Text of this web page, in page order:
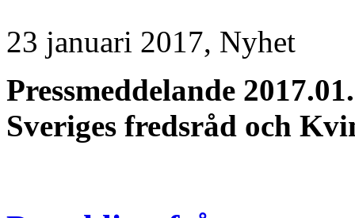
23 januari 2017, Nyhet
Pressmeddelande
Sveriges fredsråd och